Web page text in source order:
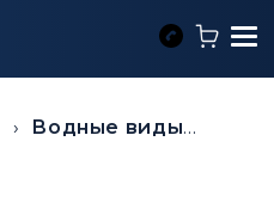
› Водные виды